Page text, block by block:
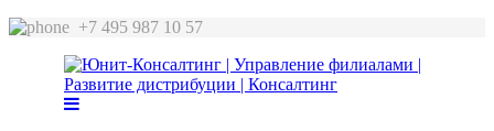
+7 495 987 10 57